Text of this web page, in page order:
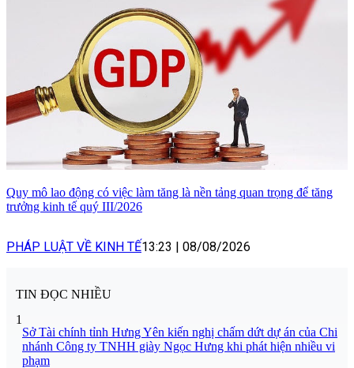
Quy mô lao động có việc làm tăng là nền tảng quan trọng để tăng
trưởng kinh tế quý III/2026
PHÁP LUẬT VỀ KINH TẾ13:23 | 08/08/2026
TIN ĐỌC NHIỀU
1
Sở Tài chính tỉnh Hưng Yên kiến nghị chấm dứt dự án của Chi
nhánh Công ty TNHH giày Ngọc Hưng khi phát hiện nhiều vi
phạm